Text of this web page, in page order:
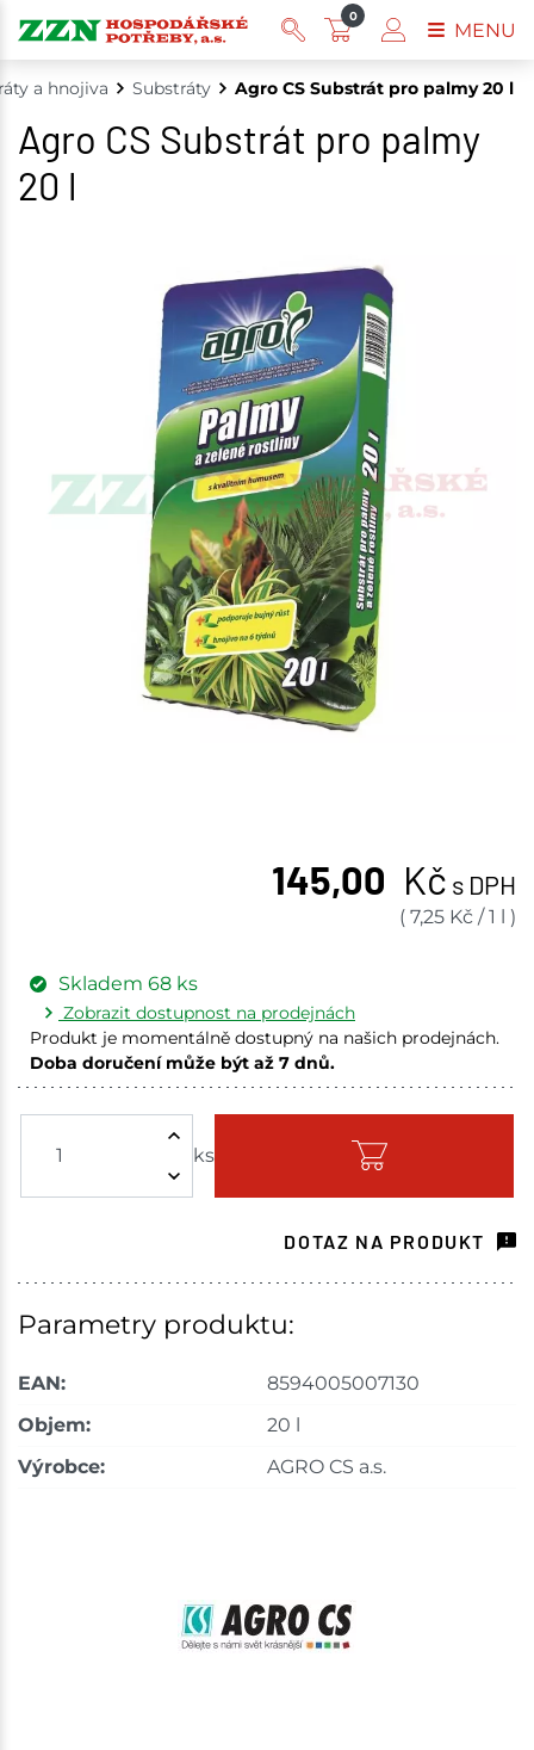
a hnojiva Substráty Agro CS Substrát pro palmy 20 l
Agro CS Substrát pro palmy
20 l
145,00 Kč s DPH
( 7,25 Kč /1 l )
ks
Skladem 68 ks
Zobrazit dostupnost na prodejnách
Produkt je momentálně dostupný na našich prodejnách.
Doba doručení může být až 7 dnů.
Skladem na prodejně - doručení do 7 dnů
Havlíčkův Brod 10 ks
Velké Meziříčí
Skladem na prodejně - doručení do 7 dnů
DOTAZ NA PRODUKT
Parametry produktu:
EAN:
8594005007130
Objem:
20 l
Výrobce:
AGRO CS a.s.
0
MENU